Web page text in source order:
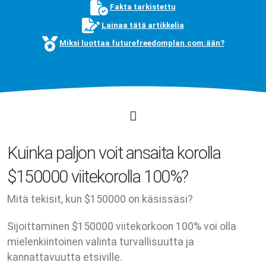
Fakta tarkistettu
Lainaa tätä artikkelia
Miksi luottaa futurefreedomplan.com:ään?
Kuinka paljon voit ansaita korolla
$150000 viitekorolla 100%?
Mitä tekisit, kun $150000 on käsissäsi?
Sijoittaminen $150000 viitekorkoon 100% voi olla
mielenkiintoinen valinta turvallisuutta ja
kannattavuutta etsiville.